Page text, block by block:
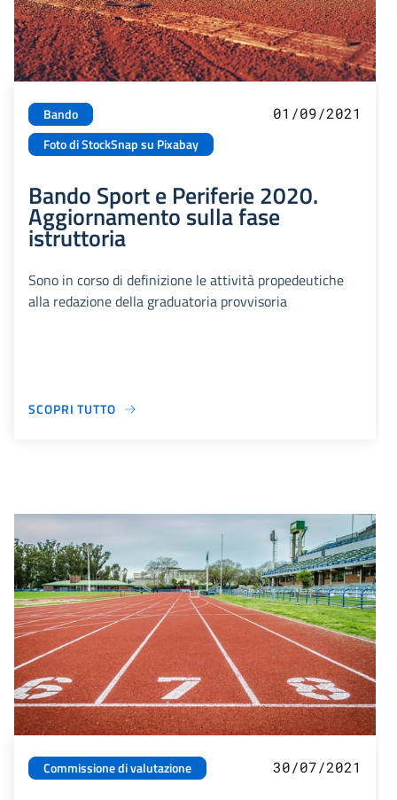
Bando
Foto di StockSnap su Pixabay
01/09/2021
Bando Sport e Periferie 2020.
Aggiornamento sulla fase
istruttoria
Sono in corso di definizione le attività propedeutiche
alla redazione della graduatoria provvisoria
SCOPRI TUTTO
Commissione di valutazione 30/07/2021